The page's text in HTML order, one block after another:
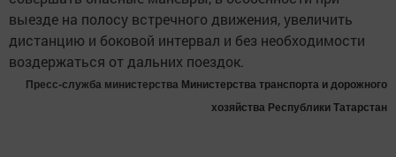
выезде на полосу встречного движения, увеличить
дистанцию и боковой интервал и без необходимости
воздержаться от дальних поездок.
Пресс-служба министерства Министерства транспорта и дорожного
хозяйства Республики Татарстан